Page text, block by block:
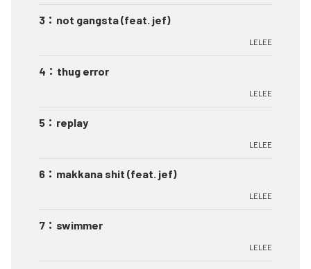
3 ： not gangsta (feat. jef)
LELEE
4 ： thug error
LELEE
5 ： replay
LELEE
6 ： makkana shit (feat. jef)
LELEE
7 ： swimmer
LELEE